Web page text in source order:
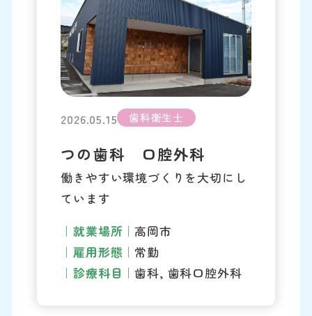
2026.05.15 歯科衛生士
つの歯科 口腔外科
働きやすい環境づくりを大切にし
ています
就業場所
高岡市
雇用形態
常勤
診療科目
歯科, 歯科口腔外科